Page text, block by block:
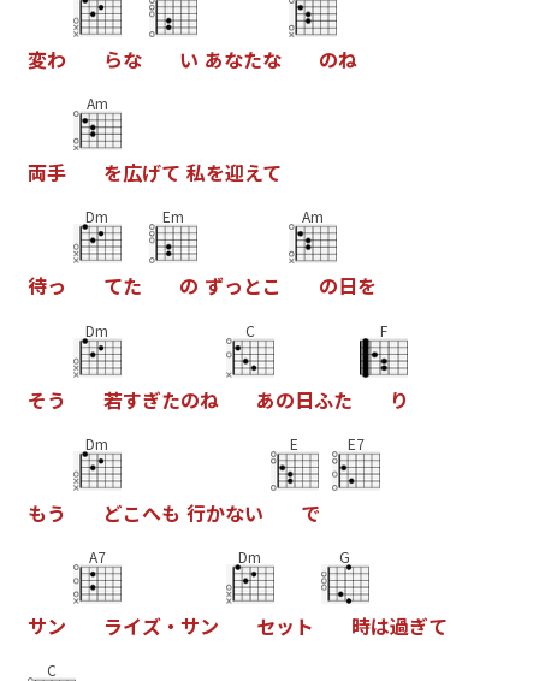
変わ らな い あなたな のね
両手
Am
を広げて 私を迎えて
待っ
Dm
てた
Em
の ずっ とこ
Am
の日を
そう
Dm
若すぎたのね
C
あの日ふた
F
り
もう
Dm
どこへも 行かない
E
で
E7
サン
A7
ライズ・ サン
Dm
セッ ト
G
時は過ぎて
C